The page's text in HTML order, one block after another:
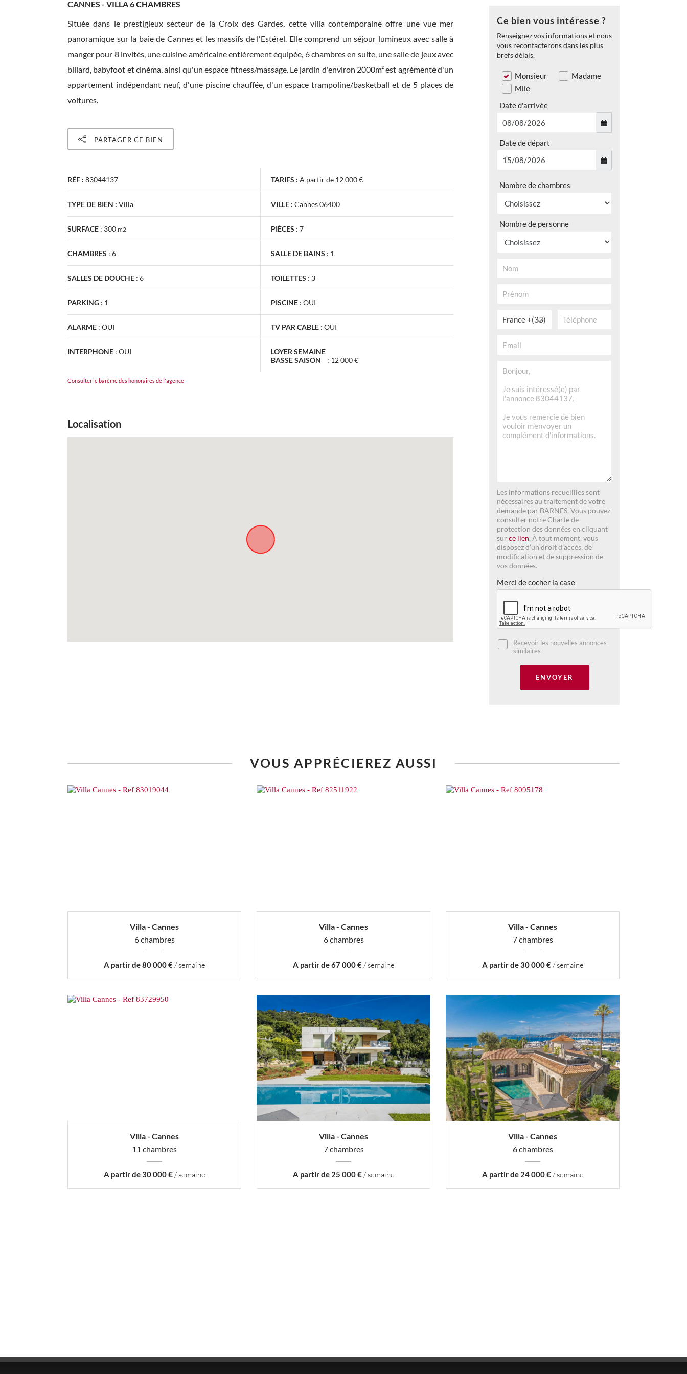
CANNES - VILLA 6 CHAMBRES
Située dans le prestigieux secteur de la Croix des Gardes, cette villa contemporaine offre une vue mer
panoramique sur la baie de Cannes et les massifs de l'Estérel. Elle comprend un séjour lumineux avec salle à
manger pour 8 invités, une cuisine américaine entièrement équipée, 6 chambres en suite, une salle de jeux avec
billard, babyfoot et cinéma, ainsi qu'un espace fitness/massage. Le jardin d'environ 2000m² est agrémenté d'un
appartement indépendant neuf, d'une piscine chauffée, d'un espace trampoline/basketball et de 5 places de
voitures.
PARTAGER CE BIEN
RÉF : 83044137 TARIFS : A partir de 12 000 €
TYPE DE BIEN : Villa VILLE : Cannes 06400
SURFACE : 300 m2 PIÈCES : 7
CHAMBRES : 6 SALLE DE BAINS : 1
SALLES DE DOUCHE : 6 TOILETTES : 3
PARKING : 1 PISCINE : OUI
ALARME : OUI TV PAR CABLE : OUI
INTERPHONE : OUI
LOYER SEMAINE
BASSE SAISON
: 12 000 €
Consulter le barème des honoraires de l'agence
Localisation
Ce bien vous intéresse ?
Renseignez vos informations et nous
vous recontacterons dans les plus
brefs délais.
Monsieur
Madame
Mlle
Date d'arrivée
Date de départ
Nombre de chambres
Nombre de personne
France +(33)
Les informations recueillies sont
nécessaires au traitement de votre
demande par BARNES. Vous pouvez
consulter notre Charte de
protection des données en cliquant
sur ce lien. À tout moment, vous
disposez d’un droit d’accès, de
modification et de suppression de
vos données.
Merci de cocher la case
Recevoir les nouvelles annonces
similaires
VOUS APPRÉCIEREZ AUSSI
Villa - Cannes
6 chambres
A partir de 80 000 €/ semaine
Villa - Cannes
6 chambres
A partir de 67 000 €/ semaine
Villa - Cannes
7 chambres
A partir de 30 000 €/ semaine
Villa - Cannes
11 chambres
A partir de 30 000 €/ semaine
Villa - Cannes
7 chambres
A partir de 25 000 €/ semaine
Villa - Cannes
6 chambres
A partir de 24 000 €/ semaine